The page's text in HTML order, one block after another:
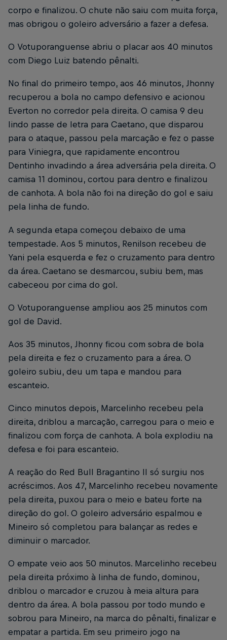
corpo e finalizou. O chute não saiu com muita força,
mas obrigou o goleiro adversário a fazer a defesa.
O Votuporanguense abriu o placar aos 40 minutos
com Diego Luiz batendo pênalti.
No final do primeiro tempo, aos 46 minutos, Jhonny
recuperou a bola no campo defensivo e acionou
Everton no corredor pela direita. O camisa 9 deu
lindo passe de letra para Caetano, que disparou
para o ataque, passou pela marcação e fez o passe
para Viniegra, que rapidamente encontrou
Dentinho invadindo a área adversária pela direita. O
camisa 11 dominou, cortou para dentro e finalizou
de canhota. A bola não foi na direção do gol e saiu
pela linha de fundo.
A segunda etapa começou debaixo de uma
tempestade. Aos 5 minutos, Renilson recebeu de
Yani pela esquerda e fez o cruzamento para dentro
da área. Caetano se desmarcou, subiu bem, mas
cabeceou por cima do gol.
O Votuporanguense ampliou aos 25 minutos com
gol de David.
Aos 35 minutos, Jhonny ficou com sobra de bola
pela direita e fez o cruzamento para a área. O
goleiro subiu, deu um tapa e mandou para
escanteio.
Cinco minutos depois, Marcelinho recebeu pela
direita, driblou a marcação, carregou para o meio e
finalizou com força de canhota. A bola explodiu na
defesa e foi para escanteio.
A reação do Red Bull Bragantino II só surgiu nos
acréscimos. Aos 47, Marcelinho recebeu novamente
pela direita, puxou para o meio e bateu forte na
direção do gol. O goleiro adversário espalmou e
Mineiro só completou para balançar as redes e
diminuir o marcador.
O empate veio aos 50 minutos. Marcelinho recebeu
pela direita próximo à linha de fundo, dominou,
driblou o marcador e cruzou à meia altura para
dentro da área. A bola passou por todo mundo e
sobrou para Mineiro, na marca do pênalti, finalizar e
empatar a partida. Em seu primeiro jogo na